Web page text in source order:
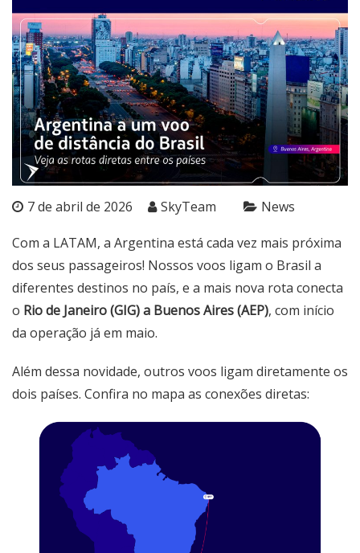
7 de abril de 2026 SkyTeam News
Com a LATAM, a Argentina está cada vez mais próxima
dos seus passageiros! Nossos voos ligam o Brasil a
diferentes destinos no país, e a mais nova rota conecta
o Rio de Janeiro (GIG) a Buenos Aires (AEP), com início
da operação já em maio.
Além dessa novidade, outros voos ligam diretamente os
dois países. Confira no mapa as conexões diretas: